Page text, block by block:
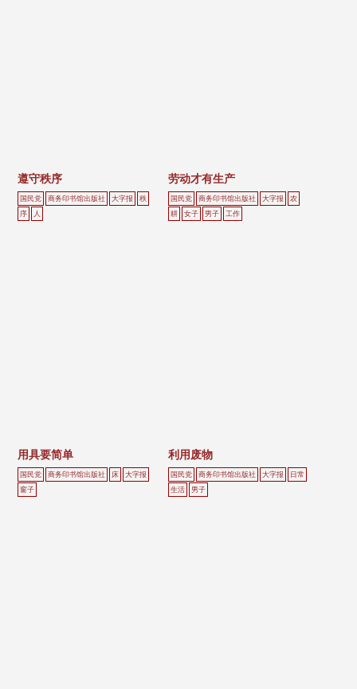
遵守秩序
国民党 商务印书馆出版社 大字报
秩
序
人
劳动才有生产
国民党 商务印书馆出版社 大字报
农
耕
女子 男子 工作
用具要简单
国民党 商务印书馆出版社 床
大字报
窗子
利用废物
国民党 商务印书馆出版社 大字报
日常
生活
男子